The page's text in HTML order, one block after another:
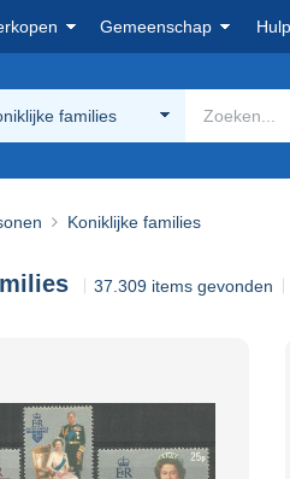
Gemeenschap
families
Koniklijke families
37.309 items gevonden